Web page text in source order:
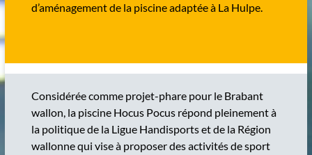
d’aménagement de la piscine adaptée à La Hulpe.
Considérée comme projet-phare pour le Brabant
wallon, la piscine Hocus Pocus répond pleinement à
la politique de la Ligue Handisports et de la Région
wallonne qui vise à proposer des activités de sport